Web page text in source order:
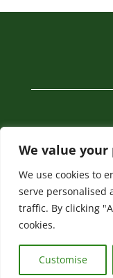
We value your
We use cookies to
serve personalised
traffic. By clicking
cookies.
Customise